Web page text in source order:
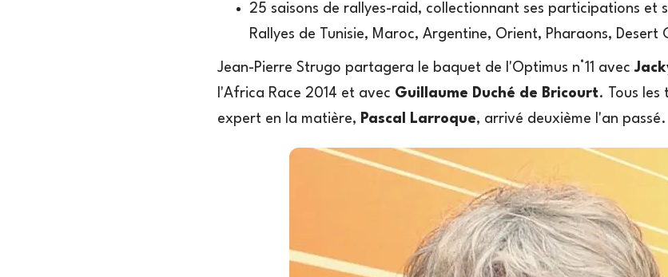
25 saisons de rallyes-raid, collectionnant ses participations et
Rallyes de Tunisie, Maroc, Argentine, Orient, Pharaons, Desert
Jean-Pierre Strugo partagera le baquet de l'Optimus n°11 avec
l'Africa Race 2014 et avec Guillaume Duché de Bricourt. Tous les
expert en la matière, Pascal Larroque, arrivé deuxième l'an passé.